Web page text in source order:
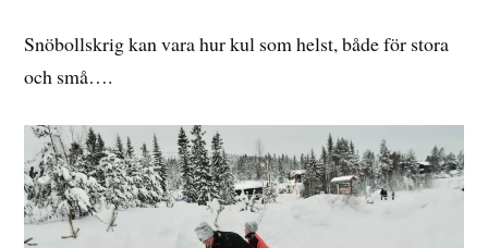
Snöbollskrig kan vara hur kul som helst, både för stora
och små….